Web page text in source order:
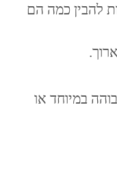
להבין כמה הם
במיוחד או